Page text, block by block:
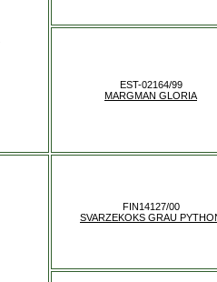
EST-02164/99
MARGMAN GLORIA
FIN14127/00
SVARZEKOKS GRAU